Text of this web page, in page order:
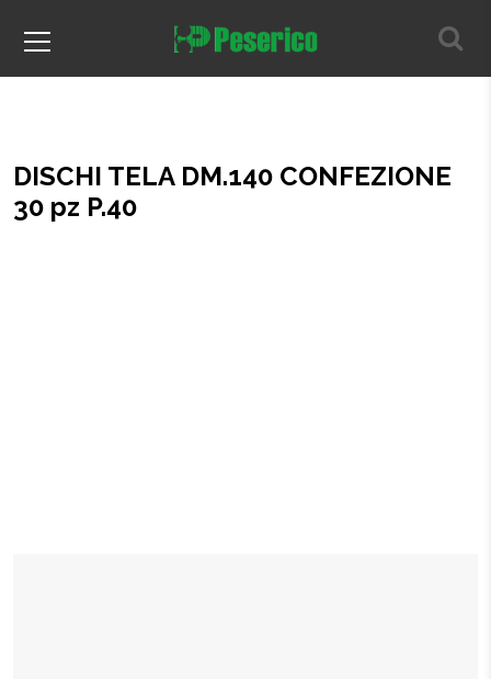
DISCHI TELA DM.140 CONFEZIONE
30 pz P.40